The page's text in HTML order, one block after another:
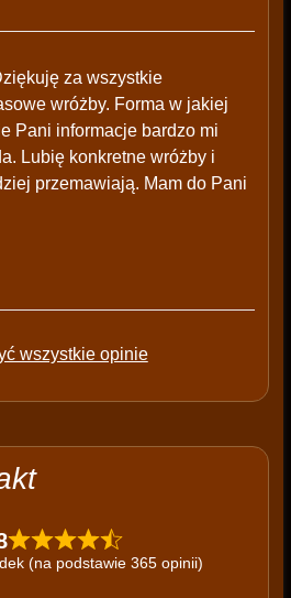
za wszystkie
wróżby. Forma w jakiej
Pani informacje bardzo mi
Lubię konkretne wróżby i
przemawiają. Mam do Pani
wszystkie opinie
(na podstawie 365 opinii)